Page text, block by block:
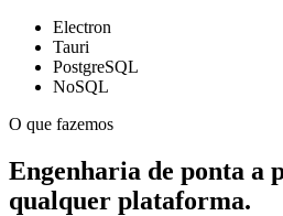
Electron
Tauri
PostgreSQL
NoSQL
O que fazemos
Engenharia de ponta a
qualquer plataforma.